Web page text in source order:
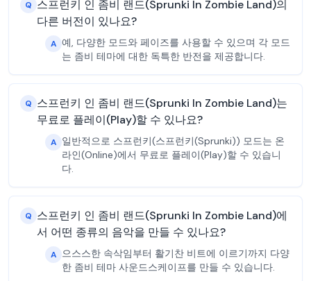
Q 스프런키 인 좀비 랜드(Sprunki In Zombie Land)의
다른 버전이 있나요?
A 예, 다양한 모드와 페이즈를 사용할 수 있으며 각 모드
는 좀비 테마에 대한 독특한 반전을 제공합니다.
Q 스프런키 인 좀비 랜드(Sprunki In Zombie Land)는
무료로 플레이(Play)할 수 있나요?
A 일반적으로 스프런키(스프런키(Sprunki)) 모드는 온
라인(Online)에서 무료로 플레이(Play)할 수 있습니
다.
Q 스프런키 인 좀비 랜드(Sprunki In Zombie Land)에
서 어떤 종류의 음악을 만들 수 있나요?
A 으스스한 속삭임부터 활기찬 비트에 이르기까지 다양
한 좀비 테마 사운드스케이프를 만들 수 있습니다.